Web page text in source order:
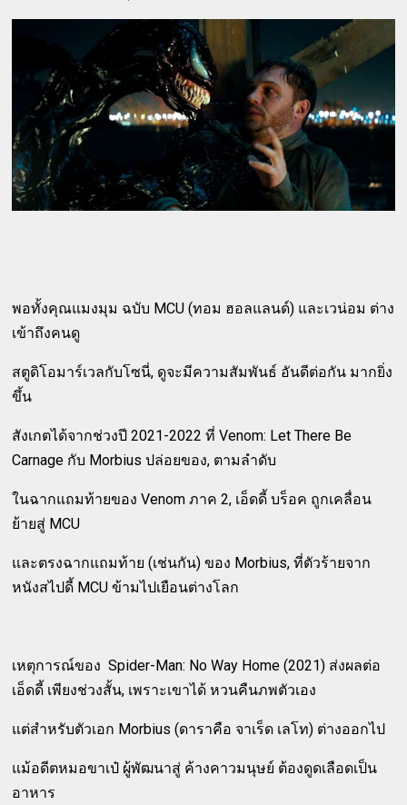
พอทั้งคุณแมงมุม ฉบับ MCU (ทอม ฮอลแลนด์) และเวน่อม ต่าง
เข้าถึงคนดู
สตูดิโอมาร์เวลกับโซนี่, ดูจะมีความสัมพันธ์ อันดีต่อกัน มากยิ่ง
ขึ้น
สังเกตได้จากช่วงปี 2021-2022 ที่ Venom: Let There Be
Carnage กับ Morbius ปล่อยของ, ตามลำดับ
ในฉากแถมท้ายของ Venom ภาค 2, เอ็ดดี้ บร็อค ถูกเคลื่อน
ย้ายสู่ MCU
และตรงฉากแถมท้าย (เช่นกัน) ของ Morbius, ที่ตัวร้ายจาก
หนังสไปดี้ MCU ข้ามไปเยือนต่างโลก
เหตุการณ์ของ Spider-Man: No Way Home (2021) ส่งผลต่อ
เอ็ดดี้ เพียงช่วงสั้น, เพราะเขาได้ หวนคืนภพตัวเอง
แต่สำหรับตัวเอก Morbius (ดาราคือ จาเร็ด เลโท) ต่างออกไป
แม้อดีตหมอขาเป๋ ผู้พัฒนาสู่ ค้างคาวมนุษย์ ต้องดูดเลือดเป็น
อาหาร